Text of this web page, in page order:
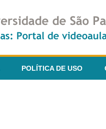
POLÍTICA DE USO